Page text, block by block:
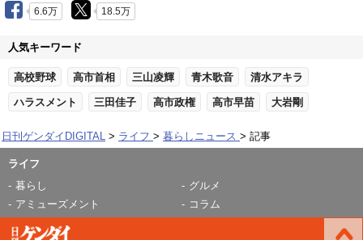
6.6万 18.5万
人気キーワード
高校野球 高市首相 三山凌輝 青木歌音 清水アキラ
ハラスメント 三田佳子 高市政権 高市早苗 大岩剛
日刊ゲンダイDIGITAL ライフ 暮らしニュース 記事
ライフ
暮らし
グルメ
アミューズメント
コラム